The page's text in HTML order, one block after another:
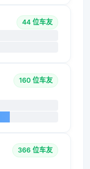
44 位车友
160 位车友
366 位车友